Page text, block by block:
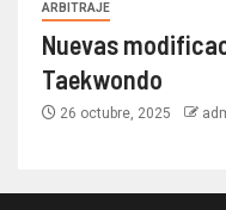
ARBITRAJE
Nuevas
Taekwondo
26 octubre, 2025